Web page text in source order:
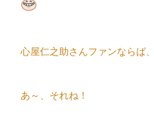
心屋仁之助さんファンならば、
あ～、それね！